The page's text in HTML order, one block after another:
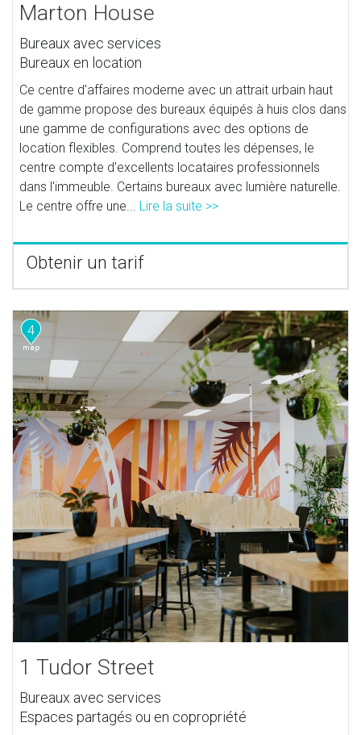
Marton House
Bureaux avec services
Bureaux en location
Ce centre d'affaires moderne avec un attrait urbain haut
de gamme propose des bureaux équipés à huis clos dans
une gamme de configurations avec des options de
location flexibles. Comprend toutes les dépenses, le
centre compte d'excellents locataires professionnels
dans l'immeuble. Certains bureaux avec lumière naturelle.
Le centre offre une... Lire la suite >>
Obtenir un tarif
4
1 Tudor Street
Bureaux avec services
Espaces partagés ou en copropriété